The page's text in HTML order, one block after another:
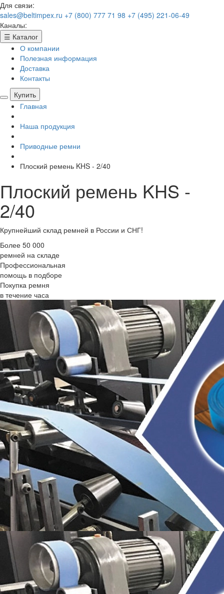
Для связи:
sales@beltimpex.ru +7 (800) 777 71 98 +7 (495) 221-06-49
Каналы:
☰ Каталог
О компании
Полезная информация
Доставка
Контакты
Купить
Главная
Наша продукция
Приводные ремни
Плоский ремень KHS - 2/40
Плоский ремень KHS -
2/40
Крупнейший склад ремней в России и СНГ!
Более 50 000
ремней на складе
Профессиональная
помощь в подборе
Покупка ремня
в течение часа